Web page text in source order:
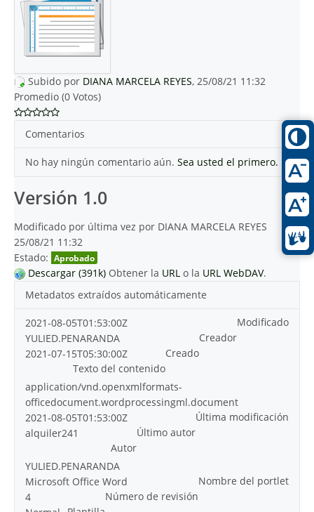
Subido por DIANA MARCELA REYES, 25/08/21 11:32
Promedio (0 Votos)
Comentarios
No hay ningún comentario aún. Sea usted el primero.
Versión 1.0
Modificado por última vez por DIANA MARCELA REYES
25/08/21 11:32
Estado: Aprobado
Descargar (391k) Obtener la URL o la URL WebDAV.
Metadatos extraídos automáticamente
Modificado
2021-08-05T01:53:00Z
Creador
YULIED.PENARANDA
Creado
2021-07-15T05:30:00Z
Texto del contenido
application/vnd.openxmlformats-
officedocument.wordprocessingml.document
Última modificación
2021-08-05T01:53:00Z
Último autor
alquiler241
Autor
YULIED.PENARANDA
Nombre del portlet
Microsoft Office Word
Número de revisión
4